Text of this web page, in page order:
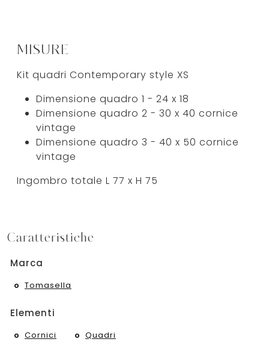
MISURE
Kit quadri Contemporary style XS
Dimensione quadro 1 - 24 x 18
Dimensione quadro 2 - 30 x 40 cornice
vintage
Dimensione quadro 3 - 40 x 50 cornice
vintage
Ingombro totale L 77 x H 75
Caratteristiche
Marca
Tomasella
Elementi
Cornici Quadri